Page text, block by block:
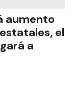
aumento
el
a